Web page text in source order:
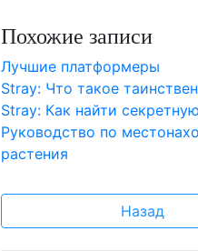
Похожие записи
Лучшие платформеры
Stray: Что такое
Stray: Как найти
Руководство по
растения
Назад